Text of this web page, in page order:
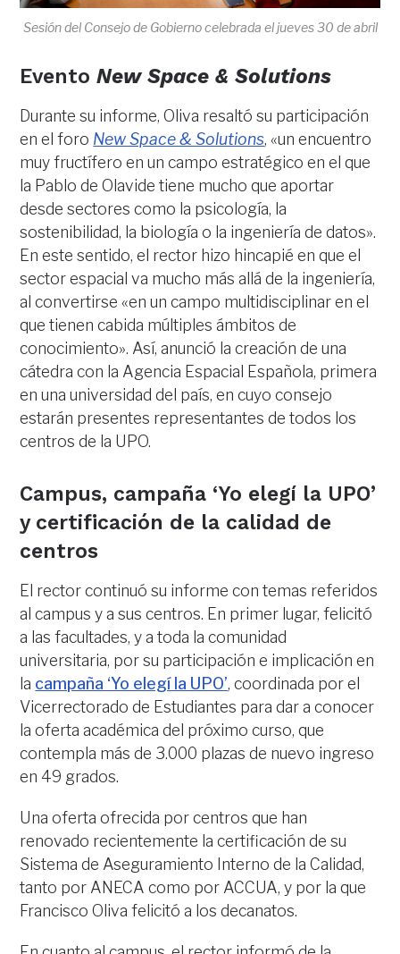
Sesión del Consejo de Gobierno celebrada el jueves 30 de abril
EventoNew Space & Solutions
Durante su informe, Oliva resaltó su participación
en el foro New Space & Solutions, «un encuentro
muy fructífero en un campo estratégico en el que
la Pablo de Olavide tiene mucho que aportar
desde sectores como la psicología, la
sostenibilidad, la biología o la ingeniería de datos».
En este sentido, el rector hizo hincapié en que el
sector espacial va mucho más allá de la ingeniería,
al convertirse «en un campo multidisciplinar en el
que tienen cabida múltiples ámbitos de
conocimiento». Así, anunció la creación de una
cátedra con la Agencia Espacial Española, primera
en una universidad del país, en cuyo consejo
estarán presentes representantes de todos los
centros de la UPO.
Campus, campaña ‘Yo elegí la UPO’
y certificación de la calidad de
centros
El rector continuó su informe con temas referidos
al campus y a sus centros. En primer lugar, felicitó
a las facultades, y a toda la comunidad
universitaria, por su participación e implicación en
la campaña ‘Yo elegí la UPO’, coordinada por el
Vicerrectorado de Estudiantes para dar a conocer
la oferta académica del próximo curso, que
contempla más de 3.000 plazas de nuevo ingreso
en 49 grados.
Una oferta ofrecida por centros que han
renovado recientemente la certificación de su
Sistema de Aseguramiento Interno de la Calidad,
tanto por ANECA como por ACCUA, y por la que
Francisco Oliva felicitó a los decanatos.